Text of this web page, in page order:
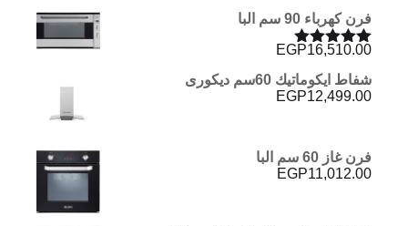
فرن كهرباء 90 سم البا
تم التقييم
5.00
من 5
EGP16,510.00
شفاط ايكوماتيك 60سم ديكورى
EGP12,499.00
فرن غاز 60 سم البا
EGP11,012.00